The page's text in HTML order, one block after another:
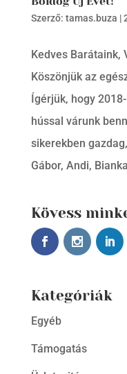
Szerző: tamas.buza |
Kedves Barátaink,
Köszönjük az
Ígérjük, hogy
hússal várunk
sikerekben
Gábor, Andi,
Kövess
Kategóriák
Egyéb
Támogatás